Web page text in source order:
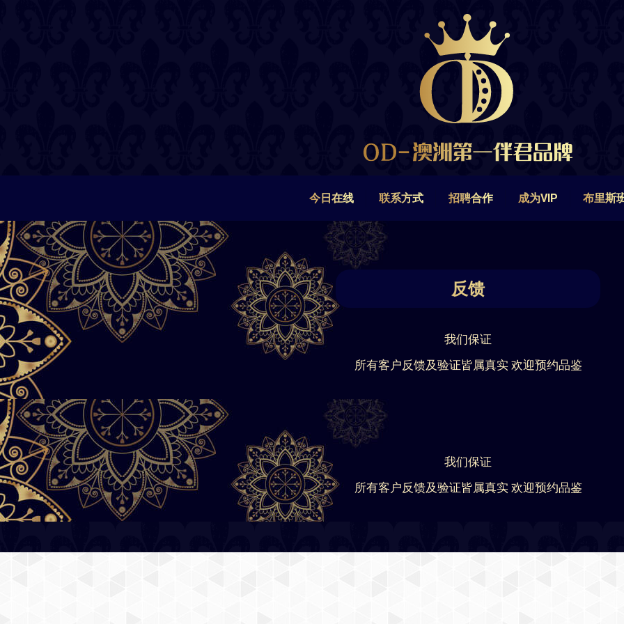
今日在线 联系方式 招聘合作 成为VIP 布里斯
反馈
我们保证
所有客户反馈及验证皆属真实 欢迎预约品鉴
我们保证
所有客户反馈及验证皆属真实 欢迎预约品鉴
招聘合作